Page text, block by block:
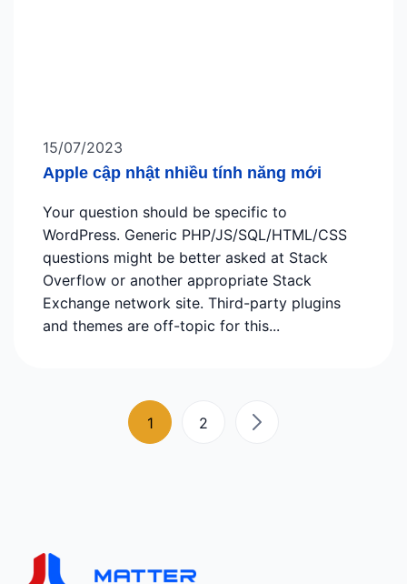
Apple cập nhật nhiều tính năng mới
15/07/2023
Your question should be specific to
WordPress. Generic PHP/JS/SQL/HTML/CSS
questions might be better asked at Stack
Overflow or another appropriate Stack
Exchange network site. Third-party plugins
and themes are off-topic for this...
1 2